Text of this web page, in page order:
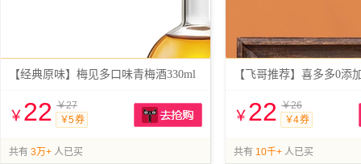
【经典原味】梅见多口味青梅酒330ml
￥ 22 ￥27
￥5 券
共有 3万+ 人已买
￥ 22 ￥26
￥4 券
共有 10千+ 人已买